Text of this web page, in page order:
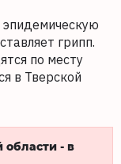
грипп.
по месту
в Тверской
области - в